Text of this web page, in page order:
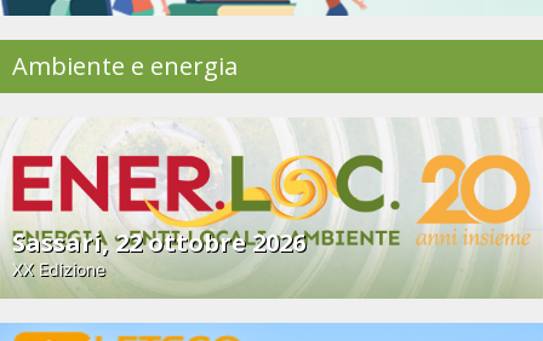
Ambiente e energia
Sassari, 22 ottobre 2026
XX Edizione